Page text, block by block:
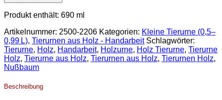
Holz
Birke
ca.
690
ml
Menge
Produkt enthält: 690 ml
Artikelnummer: 2500-2206 Kategorien: Kleine Tierurne (0,5–
0,99 L), Tierurnen aus Holz - Handarbeit Schlagwörter:
Tierurne, Holz, Handarbeit, Holzurne, Holz Tierurne, Tierurne
Holz, Tierurne aus Holz, Tierurnen aus Holz, Tierurnen Holz,
Nußbaum
Beschreibung